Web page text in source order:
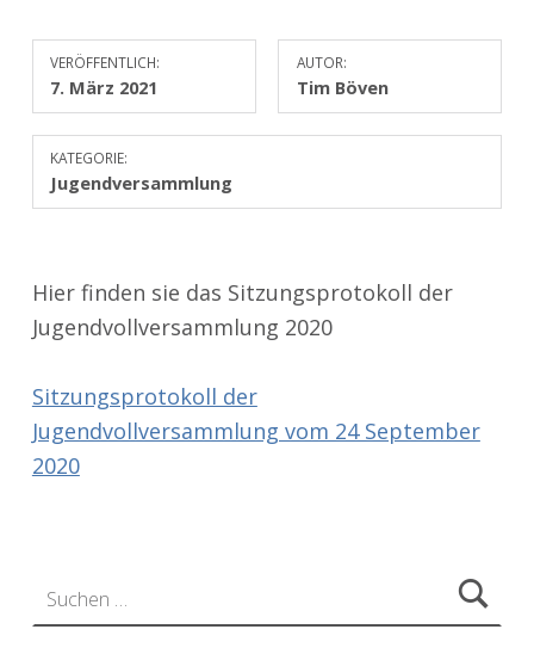
VERÖFFENTLICH:
7. März 2021
AUTOR:
Tim Böven
KATEGORIE:
Jugendversammlung
Hier finden sie das Sitzungsprotokoll der
Jugendvollversammlung 2020
Sitzungsprotokoll der
Jugendvollversammlung vom 24 September
2020
Zurück zur Hauptnavigation springen